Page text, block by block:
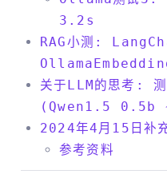
3.2s
RAG小测:
关于LLM的思考: 测
(Qwen1.5 0.5b
2024年4月15日补
参考资料